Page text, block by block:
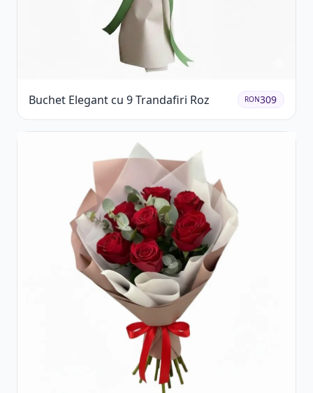
Buchet Elegant cu 9 Trandafiri Roz RON309